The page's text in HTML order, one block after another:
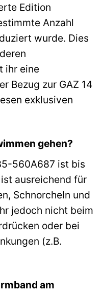
Edition
Anzahl
wurde. Dies
ihr eine
Bezug zur GAZ 14
exklusiven
gehen?
560A687 ist bis
ausreichend für
Schnorcheln und
jedoch nicht beim
oder bei
(z.B.
am